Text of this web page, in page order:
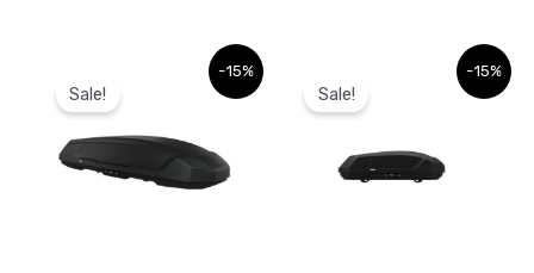
-15%
Sale!hind
on:
762,19 €.
-15%
Sale!
on: